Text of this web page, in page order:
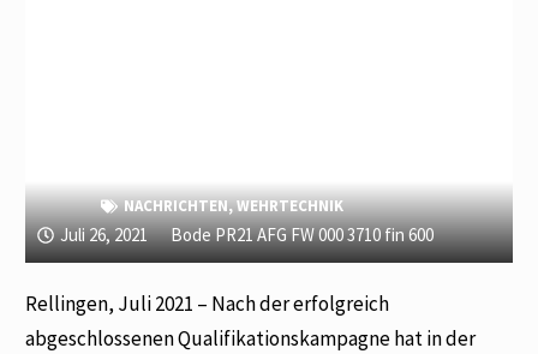
NACHRICHTEN,WEHRTECHNIK
Juli 26, 2021 Bode PR21 AFG FW 000 3710 fin 600
Rellingen, Juli 2021 – Nach der erfolgreich
abgeschlossenen Qualifikationskampagne hat in der